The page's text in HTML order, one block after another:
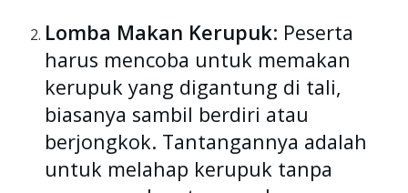
Lomba Makan Kerupuk: Peserta
harus mencoba untuk memakan
kerupuk yang digantung di tali,
biasanya sambil berdiri atau
berjongkok. Tantangannya adalah
untuk melahap kerupuk tanpa